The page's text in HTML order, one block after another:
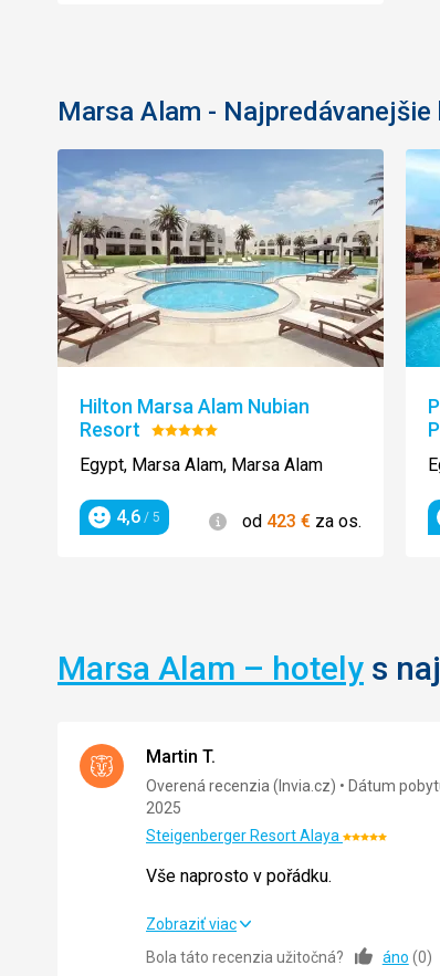
Marsa Alam -
Hilton Marsa Alam Nubian
Resort Hodnotenie:
5/5
Egypt, Marsa Alam, Marsa Alam
Hodnotenie
4,6 / 5 Informácie
od 423 € za os.
Marsa Alam – hotely s
Martin T.
Overená recenzia (Invia.cz) Dátum
2025
Steigenberger Resort AlayaHodnotenie:
Vše naprosto v pořádku.
Vše naprosto v pořádku.
Zobraziť viac
Bola táto recenzia užitočná?
áno (0)